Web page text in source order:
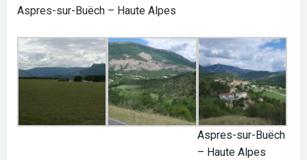
Aspres-sur-Buëch – Haute Alpes
Aspres-sur-Buëch
– Haute Alpes